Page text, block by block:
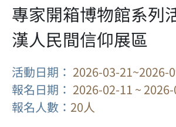
專家開箱博物館系列
漢人民間信仰展區
活動日期： 2026-03-21~2026-
報名日期： 2026-02-11 ~
報名人數： 20人